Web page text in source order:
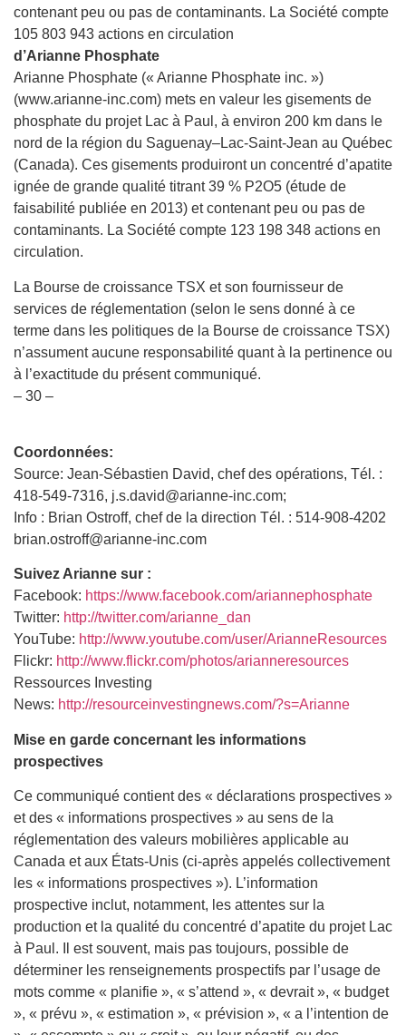
contenant peu ou pas de contaminants. La Société compte
105 803 943 actions en circulation
d’Arianne Phosphate
Arianne Phosphate (« Arianne Phosphate inc. »)
(www.arianne-inc.com) mets en valeur les gisements de
phosphate du projet Lac à Paul, à environ 200 km dans le
nord de la région du Saguenay–Lac-Saint-Jean au Québec
(Canada). Ces gisements produiront un concentré d’apatite
ignée de grande qualité titrant 39 % P2O5 (étude de
faisabilité publiée en 2013) et contenant peu ou pas de
contaminants. La Société compte 123 198 348 actions en
circulation.
La Bourse de croissance TSX et son fournisseur de
services de réglementation (selon le sens donné à ce
terme dans les politiques de la Bourse de croissance TSX)
n’assument aucune responsabilité quant à la pertinence ou
à l’exactitude du présent communiqué.
– 30 –
Coordonnées:
Source: Jean-Sébastien David, chef des opérations, Tél. :
418-549-7316, j.s.david@arianne-inc.com;
Info : Brian Ostroff, chef de la direction Tél. : 514-908-4202
brian.ostroff@arianne-inc.com
Suivez Arianne sur :
Facebook: https://www.facebook.com/ariannephosphate
Twitter: http://twitter.com/arianne_dan
YouTube: http://www.youtube.com/user/ArianneResources
Flickr: http://www.flickr.com/photos/arianneresources
Ressources Investing
News: http://resourceinvestingnews.com/?s=Arianne
Mise en garde concernant les informations
prospectives
Ce communiqué contient des « déclarations prospectives »
et des « informations prospectives » au sens de la
réglementation des valeurs mobilières applicable au
Canada et aux États-Unis (ci-après appelés collectivement
les « informations prospectives »). L’information
prospective inclut, notamment, les attentes sur la
production et la qualité du concentré d’apatite du projet Lac
à Paul. Il est souvent, mais pas toujours, possible de
déterminer les renseignements prospectifs par l’usage de
mots comme « planifie », « s’attend », « devrait », « budget
», « prévu », « estimation », « prévision », « a l’intention de